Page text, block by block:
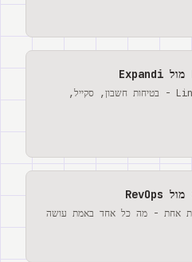
השוואת כלי אוטומציית LinkedIn - בטיחות חשבון, סקייל,
אחת - מה כל אחד באמת עושה